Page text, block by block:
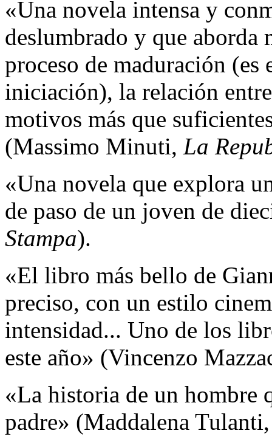
«Una novela intensa y
deslumbrado y que aborda
proceso de maduración (es
iniciación), la relación
motivos más que
(Massimo Minuti, La
«Una novela que explora
de paso de un joven de
Stampa).
«El libro más bello de
preciso, con un estilo
intensidad... Uno de los
este año» (Vincenzo
«La historia de un hombre
padre» (Maddalena